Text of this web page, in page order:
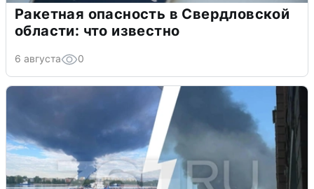
Ракетная опасность в Свердловской
области: что известно
6 августа 0